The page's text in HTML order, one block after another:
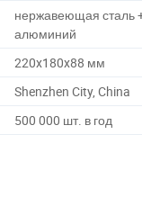
нержавеющая сталь
алюминий
220x180x88 мм
Shenzhen City, China
500 000 шт. в год